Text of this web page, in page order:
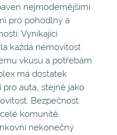
nejmodernějšími
pro pohodlný a
Vynikající
každá nemovitost
vkusu a potřebám
má dostatek
auta, stejně jako
Bezpečnost:
komunitě.
nekonečný